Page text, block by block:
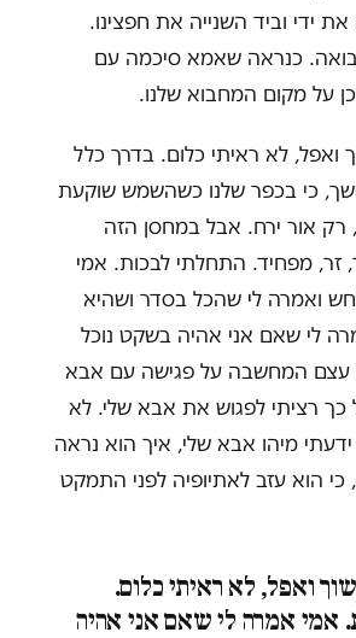
ידי וביד השנייה את חפצינו.
כנראה שאמא סיכמה עם
על מקום המחבוא שלנו.
ואפל, לא ראיתי כלום. בדרך כלל
כי בכפר שלנו כשהשמש שוקעת
רק אור ירח. אבל במחסן הזה
זר, מפחיד. התחלתי לבכות. אמי
ואמרה לי שהכל בסדר ושהיא
לי שאם אני אהיה בשקט נוכל
עצם המחשבה על פגישה עם אבא
כך רציתי לפגוש את אבא שלי. לא
מיהו אבא שלי, איך הוא נראה
הוא עזב לאתיופיה לפני התמקט
ואפל, לא ראיתי כלום.
אמי אמרה לי שאם אני אהיה